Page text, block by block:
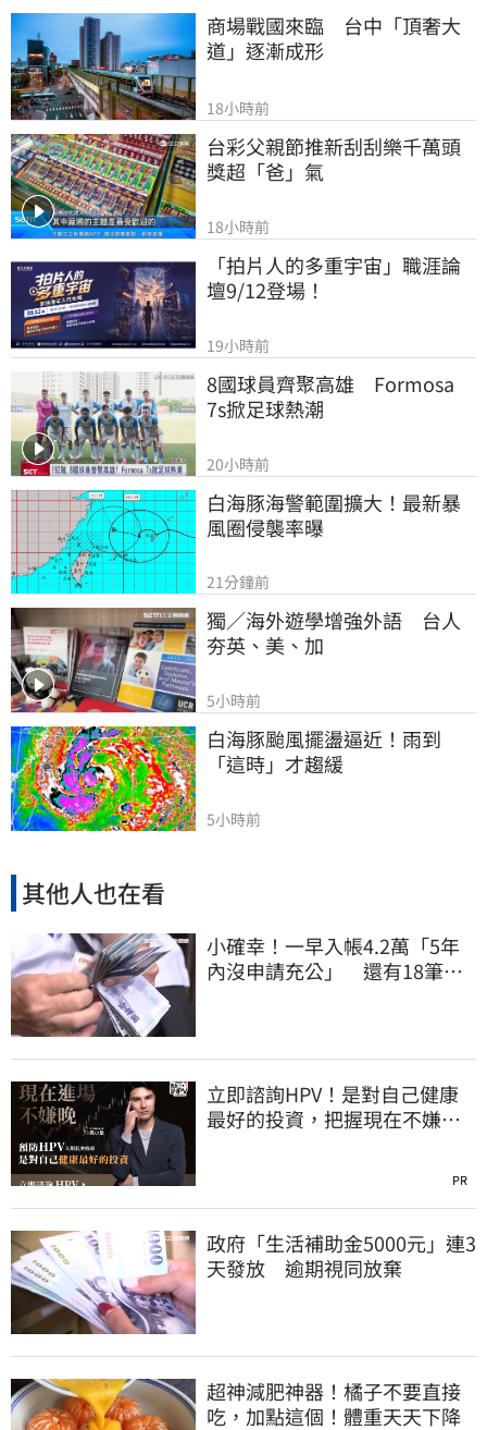
商場戰國來臨　台中「頂奢大
道」逐漸成形
18小時前
台彩父親節推新刮刮樂千萬頭
獎超「爸」氣
18小時前
「拍片人的多重宇宙」職涯論
壇9/12登場！
19小時前
8國球員齊聚高雄　Formosa
7s掀足球熱潮
20小時前
白海豚海警範圍擴大！最新暴
風圈侵襲率曝
21分鐘前
獨／海外遊學增強外語　台人
夯英、美、加
5小時前
白海豚颱風擺盪逼近！雨到
「這時」才趨緩
5小時前
其他人也在看
小確幸！一早入帳4.2萬「5年
內沒申請充公」 還有18筆錢
立即諮詢HPV！是對自己健康
最好的投資，把握現在不嫌
PR
政府「生活補助金5000元」連3
天發放 逾期視同放棄
超神減肥神器！橘子不要直接
吃，加點這個！體重天天下降